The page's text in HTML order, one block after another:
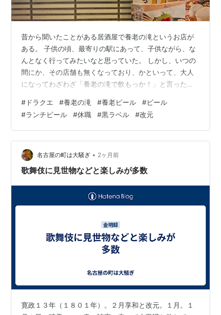
昔から聞いたことがある居酒屋で養老の滝というお店が
ある。 子供の頃、最寄りの駅にあって、子供ながら、な
んとなく行ってみたいなと思っていた。 しかし、いつの
間にか、その店舗も無くなっており、かといって、大人
になってわざわざ「養老の滝で飲もっか！」と言ったこ
い。。。 で、ちょっと前の話、私以外の家族が、養老の
滝に行って「養老ビール」というものを飲んだという記
憶が、頭の片隅に少こーしだけ残っていた。そう。間違
いなく気になっていたのだった。 時を経て、そんなこと
も忘れ、何か良さそうなランチを求め歩いている
と、、、 養老の滝があった！ 看板に書かれたメニ…
# ドラクエ #養老の滝 #養老ビール #ビール
#ランチビール #休職 #黒ラベル #改元
名古屋の町は大騒ぎ • 2ヶ月前
歌舞伎に見世物などと楽しみが多数
寛政１３年（１８０１年）。２月享和と改元。１月。１